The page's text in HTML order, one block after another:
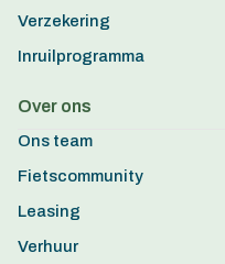
Verzekering
Inruilprogramma
Over ons
Ons team
Fietscommunity
Leasing
Verhuur